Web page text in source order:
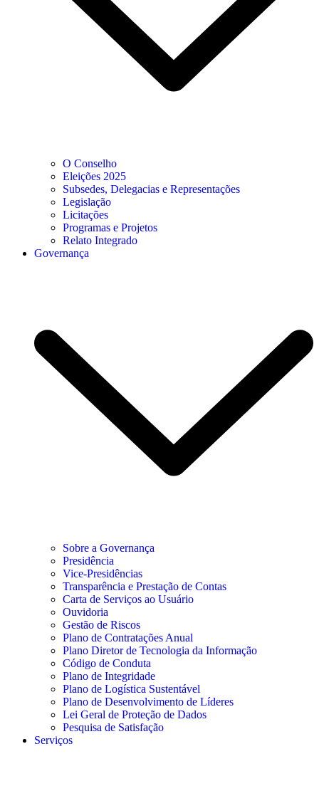
O Conselho
Eleições 2025
Subsedes, Delegacias e Representações
Legislação
Licitações
Programas e Projetos
Relato Integrado
Governança
Sobre a Governança
Presidência
Vice-Presidências
Transparência e Prestação de Contas
Carta de Serviços ao Usuário
Ouvidoria
Gestão de Riscos
Plano de Contratações Anual
Plano Diretor de Tecnologia da Informação
Código de Conduta
Plano de Integridade
Plano de Logística Sustentável
Plano de Desenvolvimento de Líderes
Lei Geral de Proteção de Dados
Pesquisa de Satisfação
Serviços